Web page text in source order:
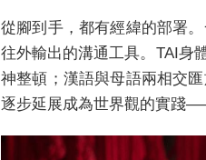
往外輸出的溝通工具。TAI身
神整頓；漢語與母語兩相交
逐步延展成為世界觀的實踐